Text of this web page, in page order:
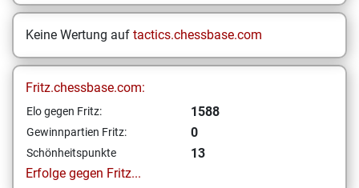
Keine Wertung auf tactics.chessbase.com
Fritz.chessbase.com:
Elo gegen Fritz: 1588
Gewinnpartien Fritz: 0
Schönheitspunkte
13
Erfolge gegen Fritz...